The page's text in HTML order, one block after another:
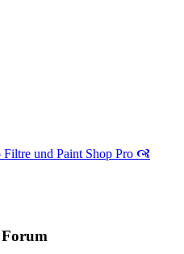
und Paint Shop Pro 🙧
Forum